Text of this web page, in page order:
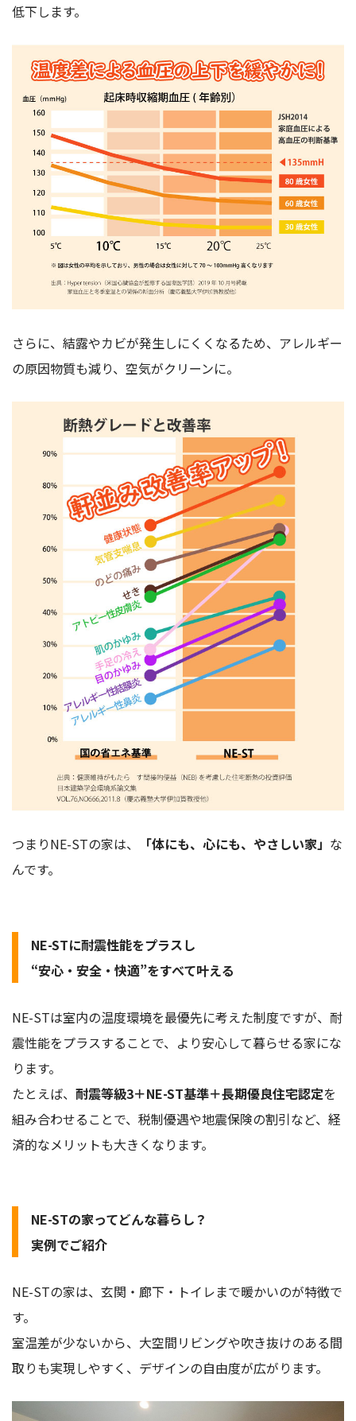
低下します。
さらに、結露やカビが発生しにくくなるため、アレルギー
の原因物質も減り、空気がクリーンに。
つまりNE-STの家は、 「体にも、心にも、やさしい家」 な
んです。
NE-STに耐震性能をプラスし
“安心・安全・快適”をすべて叶える
NE-STは室内の温度環境を最優先に考えた制度ですが、耐
震性能をプラスすることで、より安心して暮らせる家にな
ります。
たとえば、 耐震等級3＋NE-ST基準＋長期優良住宅認定を
組み合わせることで、税制優遇や地震保険の割引など、経
済的なメリットも大きくなります。
NE-STの家ってどんな暮らし？
実例でご紹介
NE-STの家は、玄関・廊下・トイレまで暖かいのが特徴で
す。
室温差が少ないから、大空間リビングや吹き抜けのある間
取りも実現しやすく、デザインの自由度が広がります。